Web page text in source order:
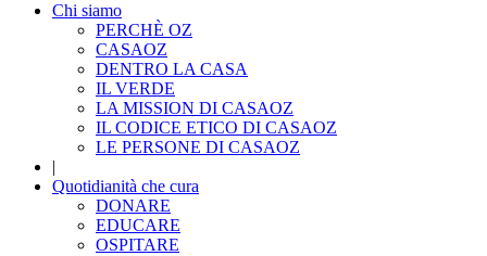
Chi siamo
PERCHÈ OZ
CASAOZ
DENTRO LA CASA
IL VERDE
LA MISSION DI CASAOZ
IL CODICE ETICO DI CASAOZ
LE PERSONE DI CASAOZ
|
Quotidianità che cura
DONARE
EDUCARE
OSPITARE